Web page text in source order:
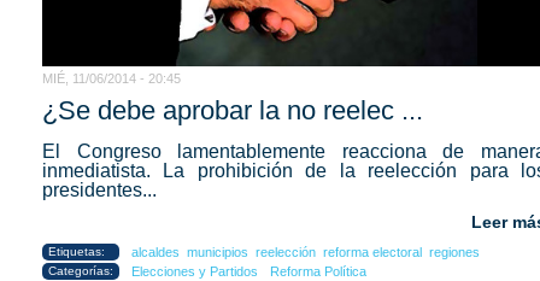
MIÉ, 11/06/2014 - 20:45
¿Se debe aprobar la no reelec ...
El Congreso lamentablemente reacciona de
inmediatista. La prohibición de la reelección para
presidentes...
Leer
Etiquetas: alcaldes municipios reelección reforma electoral regiones
Categorías: Elecciones y Partidos Reforma Política